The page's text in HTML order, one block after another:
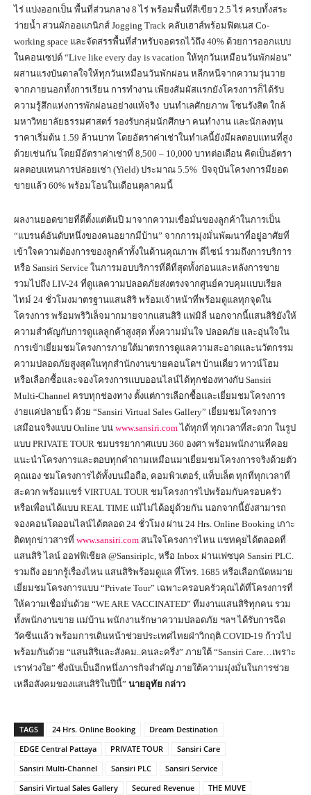
ไร่ แบ่งออกเป็น พื้นที่ส่วนกลาง 8 ไร่ พร้อมพื้นที่สีเขียว 2.5 ไร่ ครบทั้งสระ
ว่ายน้ำ สวนผักออแกนิกส์ Jogging Track คลับเฮาส์พร้อมฟิตเนส Co-
working space และจัดสรรพื้นที่สำหรับจอดรถไว้ถึง 40% ด้วยการออกแบบ
ในคอนเซปต์ “Live like every day is vacation ให้ทุกวันเหมือนวันพักผ่อน”
ผสานแรงบันดาลใจให้ทุกวันเหมือนวันพักผ่อน หลีกหนีจากความวุ่นวาย
จากภายนอกทั้งการเรียน การทำงาน เพียงสัมผัสแรกยังโครงการก็ได้รับ
ความรู้สึกแห่งการพักผ่อนอย่างแท้จริง บนทำเลศักยภาพ โซนรังสิต ใกล้
มหาวิทยาลัยธรรมศาสตร์ รองรับกลุ่มนักศึกษา คนทำงาน และนักลงทุน
ราคาเริ่มต้น 1.59 ล้านบาท โดยอัตราค่าเช่าในทำเลนี้ยังมีผลตอบแทนที่สูง
ด้วยเช่นกัน โดยมีอัตราค่าเช่าที่ 8,500 – 10,000 บาทต่อเดือน คิดเป็นอัตรา
ผลตอบแทนการปล่อยเช่า (Yield) ประมาณ 5.5% ปัจจุบันโครงการมียอด
ขายแล้ว 60% พร้อมโอนในเดือนตุลาคมนี้
ผลงานยอดขายที่ดีตั้งแต่ต้นปี มาจากความเชื่อมั่นของลูกค้าในการเป็น
“แบรนด์อันดับหนึ่งของคนอยากมีบ้าน” จากการมุ่งมั่นพัฒนาที่อยู่อาศัยที่
เข้าใจความต้องการของลูกค้าทั้งในด้านคุณภาพ ดีไซน์ รวมถึงการบริการ
หรือ Sansiri Service ในการมอบบริการที่ดีที่สุดทั้งก่อนและหลังการขาย
รวมไปถึง LIV-24 ที่ดูแลความปลอดภัยส่งตรงจากศูนย์ควบคุมแบบเรียล
ไทม์ 24 ชั่วโมงมาตรฐานแสนสิริ พร้อมเจ้าหน้าที่พร้อมดูแลทุกจุดใน
โครงการ พร้อมพริวิเล็จมากมายจากแสนสิริ แฟมิลี่ นอกจากนี้แสนสิริยังให้
ความสำคัญกับการดูแลลูกค้าสูงสุด ทั้งความมั่นใจ ปลอดภัย และอุ่นใจใน
การเข้าเยี่ยมชมโครงการภายใต้มาตรการดูแลความสะอาดและนวัตกรรม
ความปลอดภัยสูงสุดในทุกสำนักงานขายคอนโดฯ บ้านเดี่ยว ทาวน์โฮม
หรือเลือกซื้อและจองโครงการแบบออนไลน์ได้ทุกช่องทางกับ Sansiri
Multi-Channel ครบทุกช่องทาง ตั้งแต่การเลือกซื้อและเยี่ยมชมโครงการ
ง่ายแค่ปลายนิ้ว ด้วย “Sansiri Virtual Sales Gallery” เยี่ยมชมโครงการ
เสมือนจริงแบบ Online บน www.sansiri.comได้ทุกที่ ทุกเวลาที่สะดวก ในรูป
แบบ PRIVATE TOUR ชมบรรยากาศแบบ 360 องศา พร้อมพนักงานที่คอย
แนะนำโครงการและตอบทุกคำถามเหมือนมาเยี่ยมชมโครงการจริงด้วยตัว
คุณเอง ชมโครงการได้ทั้งบนมือถือ, คอมพิวเตอร์, แท็บเล็ต ทุกที่ทุกเวลาที่
สะดวก พร้อมแชร์ VIRTUAL TOUR ชมโครงการไปพร้อมกับครอบครัว
หรือเพื่อนได้แบบ REAL TIME แม้ไม่ได้อยู่ด้วยกัน นอกจากนี้ยังสามารถ
จองคอนโดออนไลน์ได้ตลอด 24 ชั่วโมง ผ่าน 24 Hrs. Online Booking เกาะ
ติดทุกข่าวสารที่ www.sansiri.com สนใจโครงการไหน แชทคุยได้ตลอดที่
แสนสิริ ไลน์ ออฟฟิเชียล @Sansiriplc, หรือ Inbox ผ่านเฟซบุค Sansiri PLC.
รวมถึง อยากรู้เรื่องไหน แสนสิริพร้อมดูแล ที่โทร. 1685 หรือเลือกนัดหมาย
เยี่ยมชมโครงการแบบ “Private Tour” เฉพาะครอบครัวคุณได้ที่โครงการที่
ให้ความเชื่อมั่นด้วย “WE ARE VACCINATED” ทีมงานแสนสิริทุกคน รวม
ทั้งพนักงานขาย แม่บ้าน พนักงานรักษาความปลอดภัย ฯลฯ ได้รับการฉีด
วัคซีนแล้ว พร้อมการเดินหน้าช่วยประเทศไทยฝ่าวิกฤติ COVID-19 ก้าวไป
พร้อมกันด้วย “แสนสิริและสังคม..คนละครึ่ง” ภายใต้ “Sansiri Care…เพราะ
เราห่วงใย” ซึ่งนับเป็นอีกหนึ่งภารกิจสำคัญ ภายใต้ความมุ่งมั่นในการช่วย
เหลือสังคมของแสนสิริในปีนี้” นายอุทัย กล่าว
TAGS 24 Hrs. Online Booking
Dream Destination
EDGE Central Pattaya
PRIVATE TOUR
Sansiri Care
Sansiri Multi-Channel
Sansiri PLC
Sansiri Service
Sansiri Virtual Sales Gallery
Secured Revenue THE MUVE